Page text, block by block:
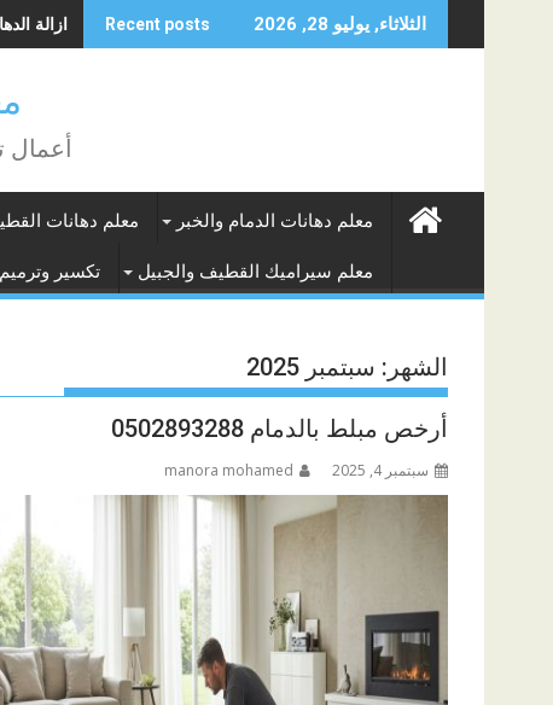
to
الثلاثاء, يوليو 28, 2026 Recent posts ازالة
أعمال
معلم دهانات الدمام والخبر معلم دهانات
معلم سيراميك القطيف والجبيل تكسير وترميم
الشهر: سبتمبر 2025
أرخص مبلط بالدمام 0502893288
سبتمبر 4, 2025 manora mohamed